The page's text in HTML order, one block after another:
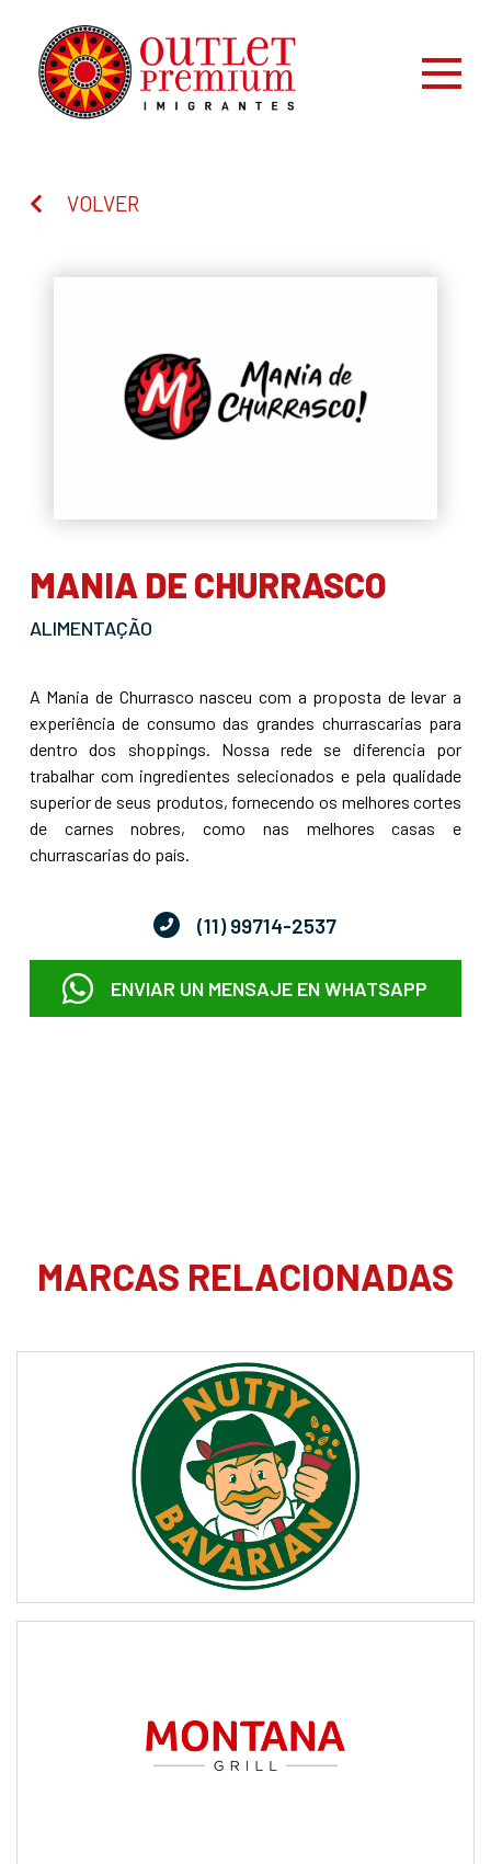
VOLVER
MANIA DE CHURRASCO
ALIMENTAÇÃO
A Mania de Churrasco nasceu com a proposta de levar a
experiência de consumo das grandes churrascarias para
dentro dos shoppings. Nossa rede se diferencia por
trabalhar com ingredientes selecionados e pela qualidade
superior de seus produtos, fornecendo os melhores cortes
de carnes nobres, como nas melhores casas e
churrascarias do país.
(11) 99714-2537
ENVIAR UN MENSAJE EN WHATSAPP
MARCAS RELACIONADAS